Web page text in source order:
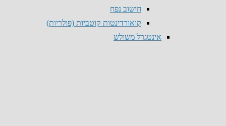
חישוב נפח
קואורדינטות קוטביות (פולריות)
אינטגרל משולש